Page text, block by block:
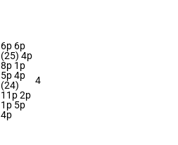
6p 6p
(25) 4p
8p 1p
5p 4p
(24)
11p 2p
1p 5p
4p
4